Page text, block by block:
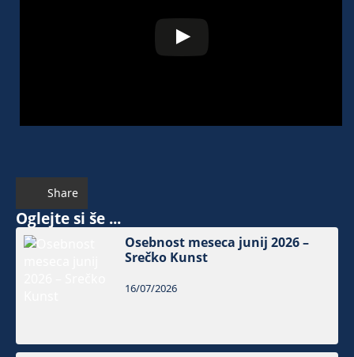
Share
Oglejte si še ...
Osebnost meseca junij 2026 –
Srečko Kunst
16/07/2026